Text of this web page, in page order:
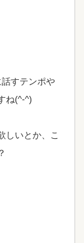
すテンポや
ね(^-^)
しいとか、こ